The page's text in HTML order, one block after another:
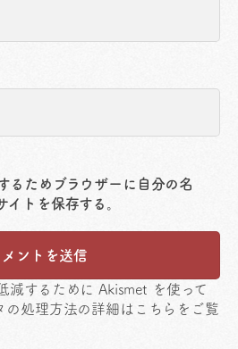
るためブラウザーに自分の名
イトを保存する。
減するために Akismet を使って
の処理方法の詳細はこちらをご覧